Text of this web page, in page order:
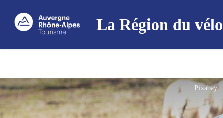
La Région du vélo
Pixabay